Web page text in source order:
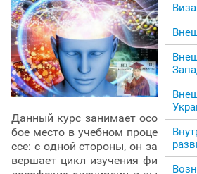
Данный курс занимает осо
бое место в учебном проце
ссе: с одной стороны, он за
вершает цикл изучения фи